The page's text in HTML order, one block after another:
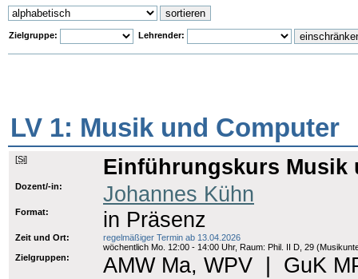
Zielgruppe: Lehrender:
LV 1: Musik und Computer
[Si] Einführungskurs Musik
Dozent/-in: Johannes Kühn
Format: in Präsenz
Zeit und Ort:
regelmäßiger Termin ab 13.04.2026
wöchentlich Mo. 12:00 - 14:00 Uhr, Raum: Phil. II D, 29
Zielgruppen:
AMW Ma, WPV GuK